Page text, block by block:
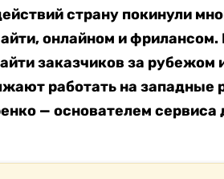
страну покинули
онлайном и
заказчиков за рубежом
работать на западные
— основателем сервиса